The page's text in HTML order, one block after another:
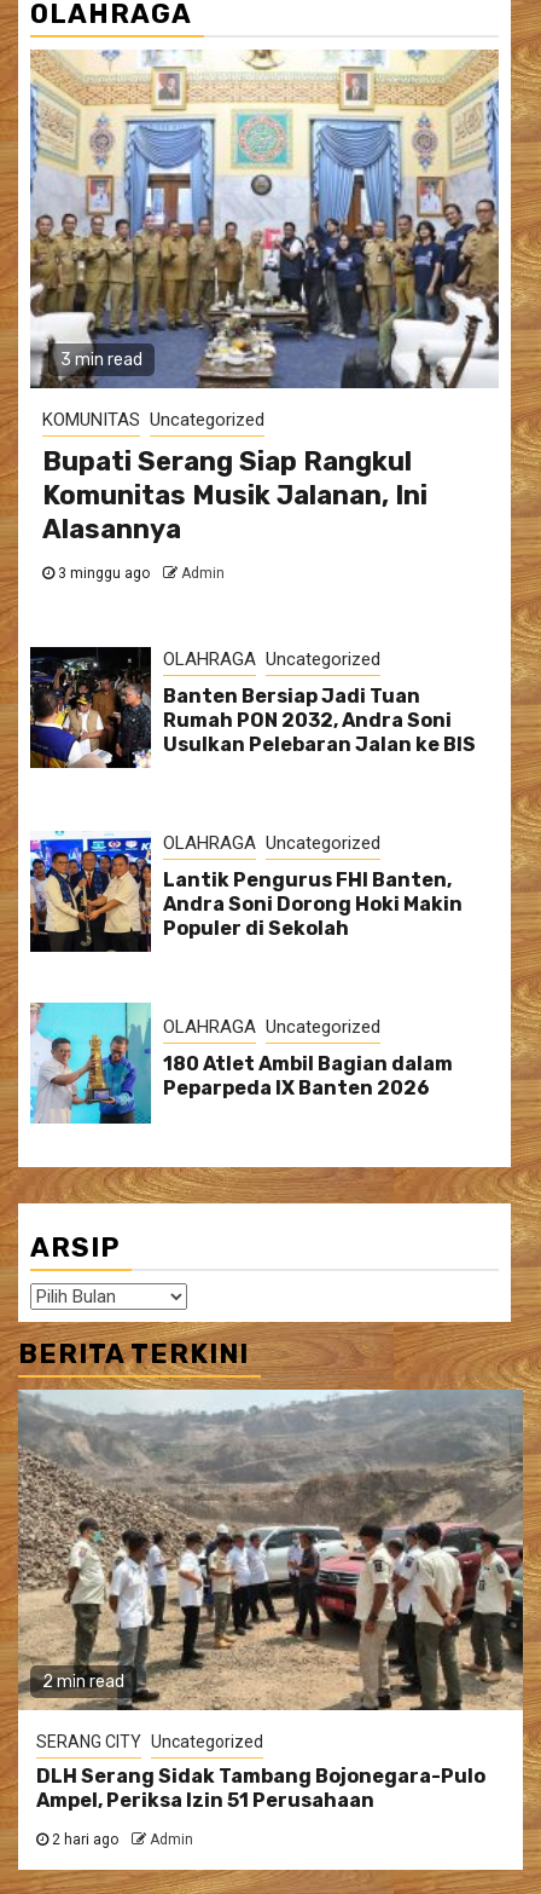
OLAHRAGA
3 min read
KOMUNITAS Uncategorized
Bupati Serang Siap Rangkul
Komunitas Musik Jalanan, Ini
Alasannya
3 minggu ago Admin
OLAHRAGA Uncategorized
Banten Bersiap Jadi Tuan
Rumah PON 2032, Andra Soni
Usulkan Pelebaran Jalan ke BIS
OLAHRAGA Uncategorized
Lantik Pengurus FHI Banten,
Andra Soni Dorong Hoki Makin
Populer di Sekolah
OLAHRAGA Uncategorized
180 Atlet Ambil Bagian dalam
Peparpeda IX Banten 2026
ARSIP
Arsip
BERITA TERKINI
2 min read
SERANG CITY Uncategorized
DLH Serang Sidak Tambang Bojonegara-Pulo
Ampel, Periksa Izin 51 Perusahaan
2 hari ago Admin